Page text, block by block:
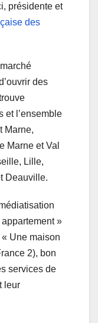
présidente et
des
des
et l’ensemble
Marne,
Marne et Val
Lille,
Deauville.
»
Une maison
2), bon
services de
leur